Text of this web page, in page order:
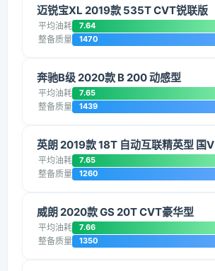
迈锐宝XL 2019款 535T CVT锐联版
平均油耗 7.64
整备质量 1470
奔驰B级 2020款 B 200 动感型
平均油耗 7.65
整备质量 1439
英朗 2019款 18T 自动互联精英型 国V
平均油耗 7.65
整备质量 1260
威朗 2020款 GS 20T CVT豪华型
平均油耗 7.66
整备质量 1350